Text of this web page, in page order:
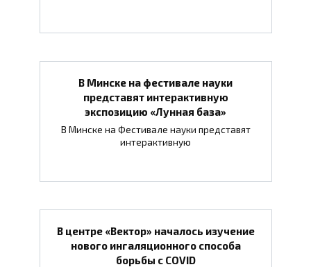
В Минске на фестивале науки
представят интерактивную
экспозицию «Лунная база»
В Минске на Фестивале науки представят
интерактивную
В центре «Вектор» началось изучение
нового ингаляционного способа
борьбы с COVID